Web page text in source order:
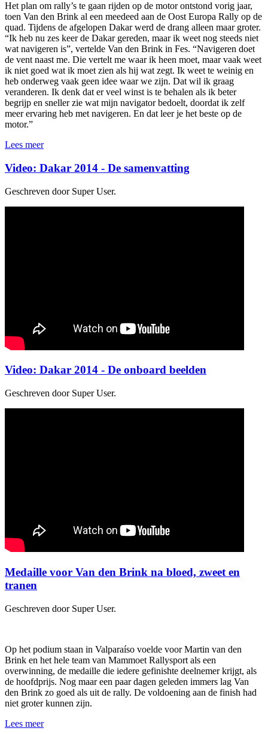
Het plan om rally’s te gaan rijden op de motor ontstond vorig jaar,
toen Van den Brink al een meedeed aan de Oost Europa Rally op de
quad. Tijdens de afgelopen Dakar werd de drang alleen maar groter.
“Ik heb nu zes keer de Dakar gereden, maar ik weet nog steeds niet
wat navigeren is”, vertelde Van den Brink in Fes. “Navigeren doet
de vent naast me. Die vertelt me waar ik heen moet, maar vaak weet
ik niet goed wat ik moet zien als hij wat zegt. Ik weet te weinig en
heb onderweg vaak geen idee waar we zijn. Dat wil ik graag
veranderen. Ik denk dat er veel winst is te behalen als ik beter
begrijp en sneller zie wat mijn navigator bedoelt, doordat ik zelf
meer ervaring heb met navigeren. En dat leer je het beste op de
motor.”
Lees meer
Video: Dakar 2014 - De samenvatting
Geschreven door Super User.
Video: Dakar 2014 - De onboard beelden
Geschreven door Super User.
Medaille voor Van den Brink na bloed, zweet en
tranen
Geschreven door Super User.
Op het podium staan in Valparaíso voelde voor Martin van den
Brink en het hele team van Mammoet Rallysport als een
overwinning, de medaille die iedere gefinishte deelnemer krijgt, als
de hoofdprijs. Nog maar een paar dagen geleden immers lag Van
den Brink zo goed als uit de rally. De voldoening aan de finish had
niet groter kunnen zijn.
Lees meer